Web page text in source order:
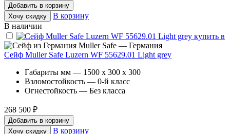
Добавить в корзину
Хочу скидку
В корзину
В наличии
Muller Safe — Германия
Сейф Muller Safe Luzern WF 55629.01 Light grey
Габариты мм — 1500 x 300 x 300
Взломостойкость — 0-й класс
Огнестойкость — Без класса
268 500 ₽
Добавить в корзину
Хочу скидку
В корзину